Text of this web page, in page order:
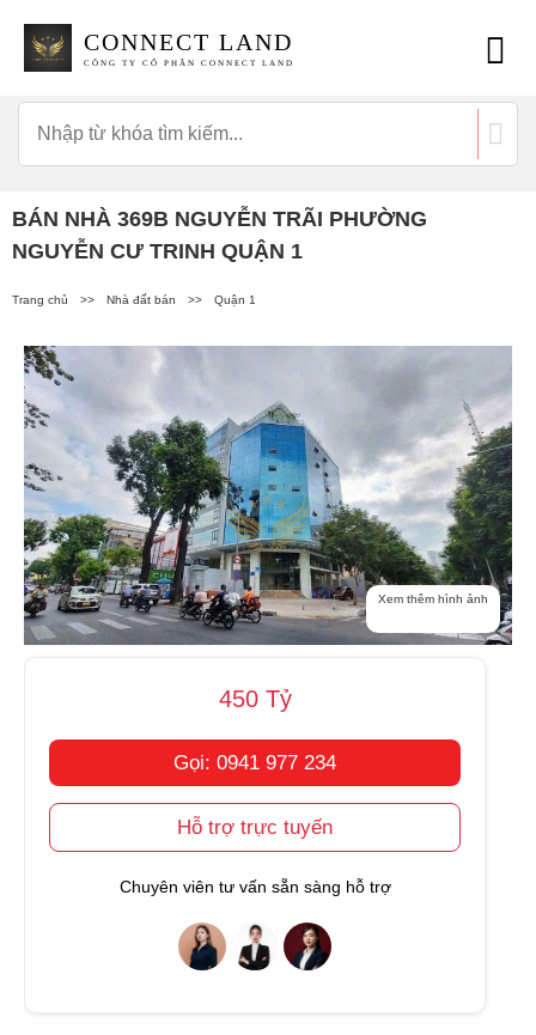
CONNECT LAND
CÔNG TY CỔ PHẦN CONNECT LAND
BÁN NHÀ 369B NGUYỄN TRÃI PHƯỜNG
NGUYỄN CƯ TRINH QUẬN 1
Trang chủ >> Nhà đất bán >> Quận 1
Xem thêm hình ảnh
450 Tỷ
Gọi: 0941 977 234
Hỗ trợ trực tuyến
Chuyên viên tư vấn sẵn sàng hỗ trợ